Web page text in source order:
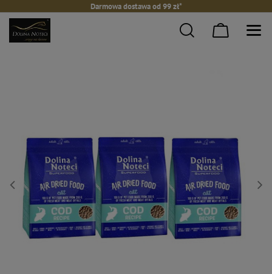
Darmowa dostawa od 99 zł*